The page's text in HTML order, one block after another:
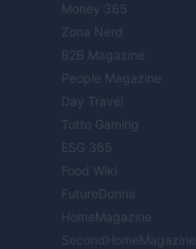
Money 365
Zona Nerd
B2B Magazine
People Magazine
Day Travel
Tutto Gaming
ESG 365
Food Wiki
FuturoDonna
HomeMagazine
SecondHomeMagazine